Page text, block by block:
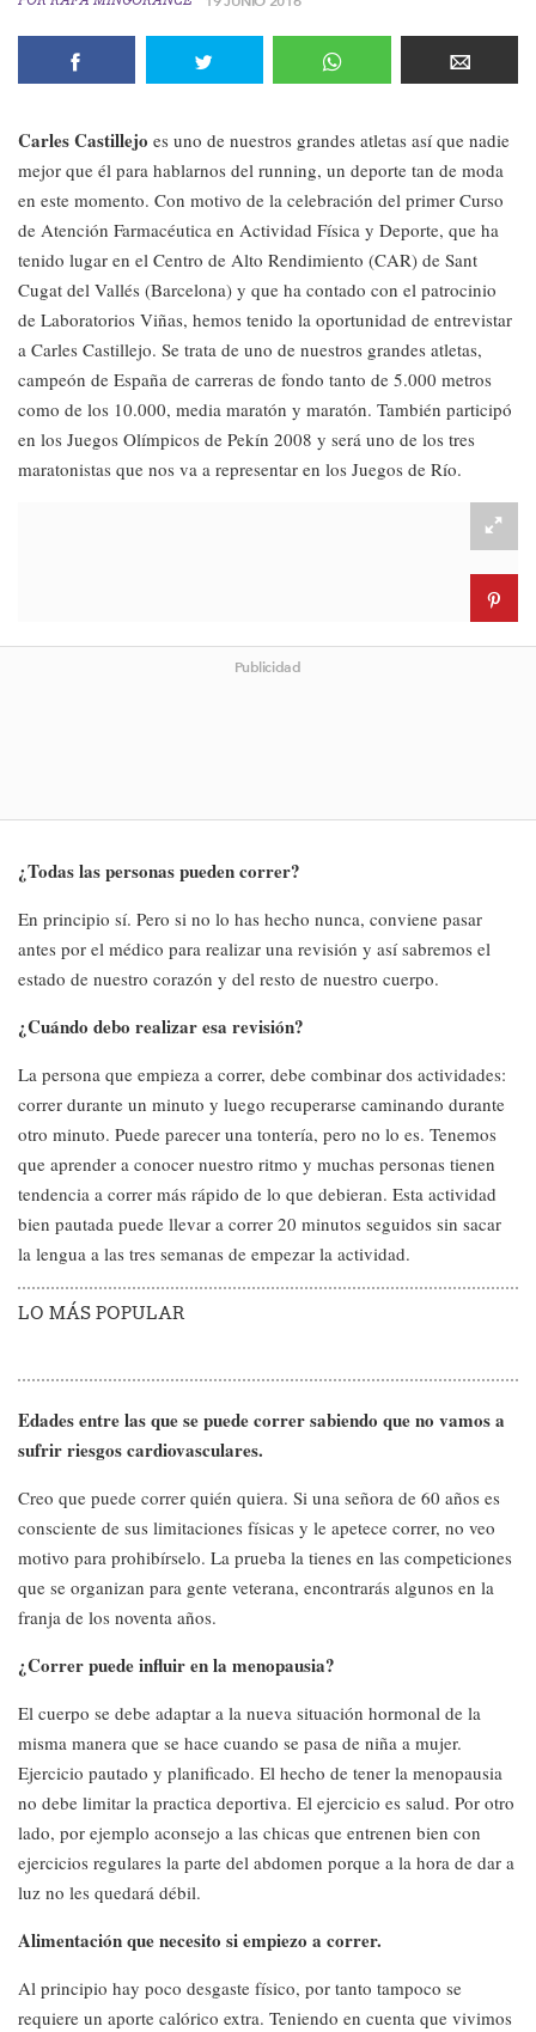
Carles Castillejo es uno de nuestros grandes atletas así que nadie
mejor que él para hablarnos del running, un deporte tan de moda
en este momento. Con motivo de la celebración del primer Curso
de Atención Farmacéutica en Actividad Física y Deporte, que ha
tenido lugar en el Centro de Alto Rendimiento (CAR) de Sant
Cugat del Vallés (Barcelona) y que ha contado con el patrocinio
de Laboratorios Viñas, hemos tenido la oportunidad de entrevistar
a Carles Castillejo. Se trata de uno de nuestros grandes atletas,
campeón de España de carreras de fondo tanto de 5.000 metros
como de los 10.000, media maratón y maratón. También participó
en los Juegos Olímpicos de Pekín 2008 y será uno de los tres
maratonistas que nos va a representar en los Juegos de Río.
Publicidad
¿Todas las personas pueden correr?
En principio sí. Pero si no lo has hecho nunca, conviene pasar
antes por el médico para realizar una revisión y así sabremos el
estado de nuestro corazón y del resto de nuestro cuerpo.
¿Cuándo debo realizar esa revisión?
La persona que empieza a correr, debe combinar dos actividades:
correr durante un minuto y luego recuperarse caminando durante
otro minuto. Puede parecer una tontería, pero no lo es. Tenemos
que aprender a conocer nuestro ritmo y muchas personas tienen
tendencia a correr más rápido de lo que debieran. Esta actividad
bien pautada puede llevar a correr 20 minutos seguidos sin sacar
la lengua a las tres semanas de empezar la actividad.
LO MÁS POPULAR
Edades entre las que se puede correr sabiendo que no vamos a
sufrir riesgos cardiovasculares.
Creo que puede correr quién quiera. Si una señora de 60 años es
consciente de sus limitaciones físicas y le apetece correr, no veo
motivo para prohibírselo. La prueba la tienes en las competiciones
que se organizan para gente veterana, encontrarás algunos en la
franja de los noventa años.
¿Correr puede influir en la menopausia?
El cuerpo se debe adaptar a la nueva situación hormonal de la
misma manera que se hace cuando se pasa de niña a mujer.
Ejercicio pautado y planificado. El hecho de tener la menopausia
no debe limitar la practica deportiva. El ejercicio es salud. Por otro
lado, por ejemplo aconsejo a las chicas que entrenen bien con
ejercicios regulares la parte del abdomen porque a la hora de dar a
luz no les quedará débil.
Alimentación que necesito si empiezo a correr.
Al principio hay poco desgaste físico, por tanto tampoco se
requiere un aporte calórico extra. Teniendo en cuenta que vivimos